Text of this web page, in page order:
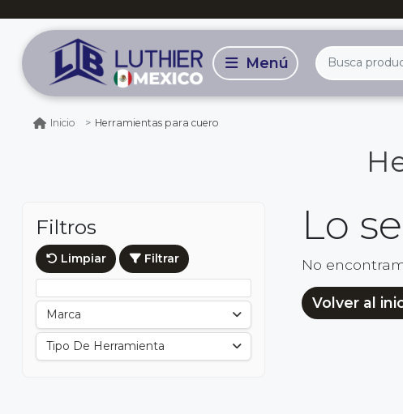
Inicio Herramientas para cuero
Filtros
Limpiar Filtrar
Marca
Tipo De Herramienta
Lo
No
Volver al